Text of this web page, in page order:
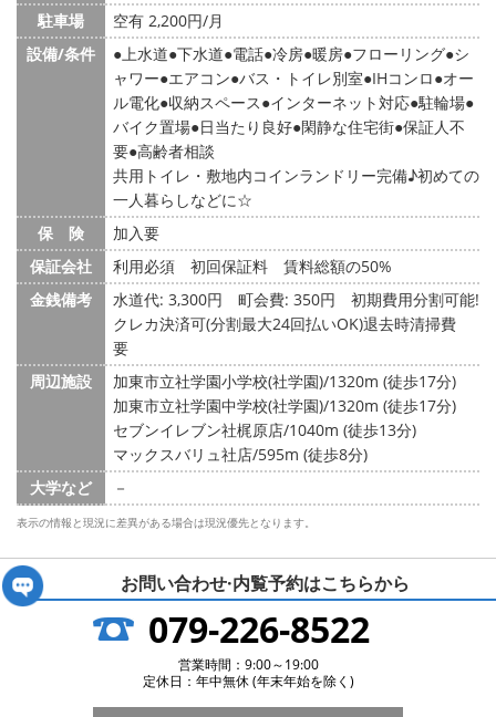
駐車場
空有 2,200円/月
設備/条件
上水道 下水道 電話 冷房 暖房 フローリング シ
ャワー エアコン バス・トイレ別室 IHコンロ オー
ル電化 収納スペース インターネット対応 駐輪場
バイク置場 日当たり良好 閑静な住宅街 保証人不
要 高齢者相談
共用トイレ・敷地内コインランドリー完備♪初めての
一人暮らしなどに☆
保 険
加入要
保証会社
利用必須 初回保証料 賃料総額の50%
金銭備考
水道代: 3,300円 町会費: 350円
初期費用分割可能!
クレカ決済可(分割最大24回払いOK)退去時清掃費
要
周辺施設
加東市立社学園小学校(社学園)/1320m (徒歩17分)
加東市立社学園中学校(社学園)/1320m (徒歩17分)
セブンイレブン社梶原店/1040m (徒歩13分)
マックスバリュ社店/595m (徒歩8分)
大学など
－
表示の情報と現況に差異がある場合は現況優先となります。
お問い合わせ·内覧予約はこちらから
079-226-8522
営業時間：9:00～19:00
定休日：年中無休 (年末年始を除く)